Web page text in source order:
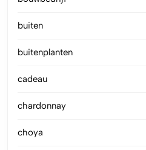
buiten
buitenplanten
cadeau
chardonnay
choya